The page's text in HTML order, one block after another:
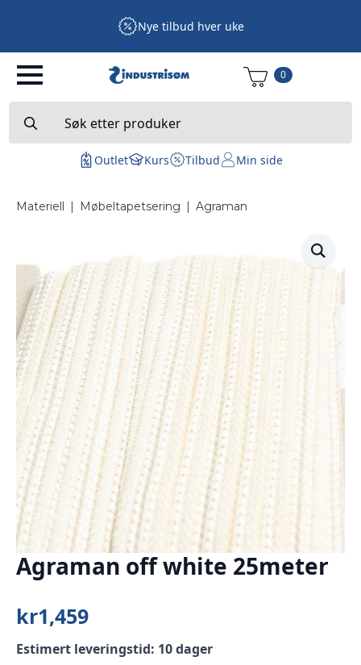
Nye tilbud hver uke
0
for:
Outlet Kurs Tilbud Min side
Materiell | Møbeltapetsering | Agraman
Agraman off white 25meter
kr1,459
Estimert leveringstid: 10 dager